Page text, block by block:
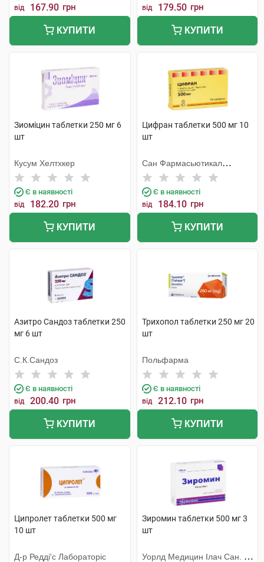
від 167.90 грн
КУПИТИ
від 179.50 грн
КУПИТИ
Зиоміцин таблетки 250 мг 6
шт
Кусум Хелтхкер
Є в наявності
від 182.20 грн
КУПИТИ
Цифран таблетки 500 мг 10
шт
Сан Фармасьютикал
Індастріз
Є в наявності
від 184.10 грн
КУПИТИ
Азитро Сандоз таблетки 250
мг 6 шт
С.К.Сандоз
Є в наявності
від 200.40 грн
КУПИТИ
Трихопол таблетки 250 мг 20
шт
Польфарма
Є в наявності
від 212.10 грн
КУПИТИ
Ципролет таблетки 500 мг
10 шт
Д-р Редді'с Лабораторіс
Зиромин таблетки 500 мг 3
шт
Уорлд Медицин Ілач Сан. Ве